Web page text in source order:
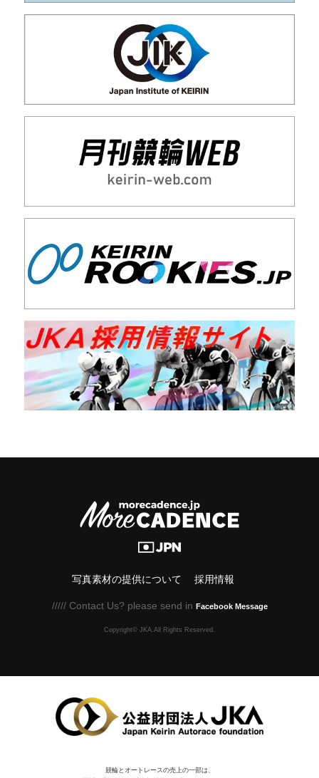
写真素材の提供について 採用情報
///// Contact Us? please send in Facebook Message
Copyright© JKA.All Rights Reserved.
競輪とオートレースの売上の一部は、